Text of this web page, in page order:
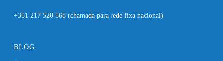
+351 217 520 568(chamada para rede fixa nacional)
BLOG